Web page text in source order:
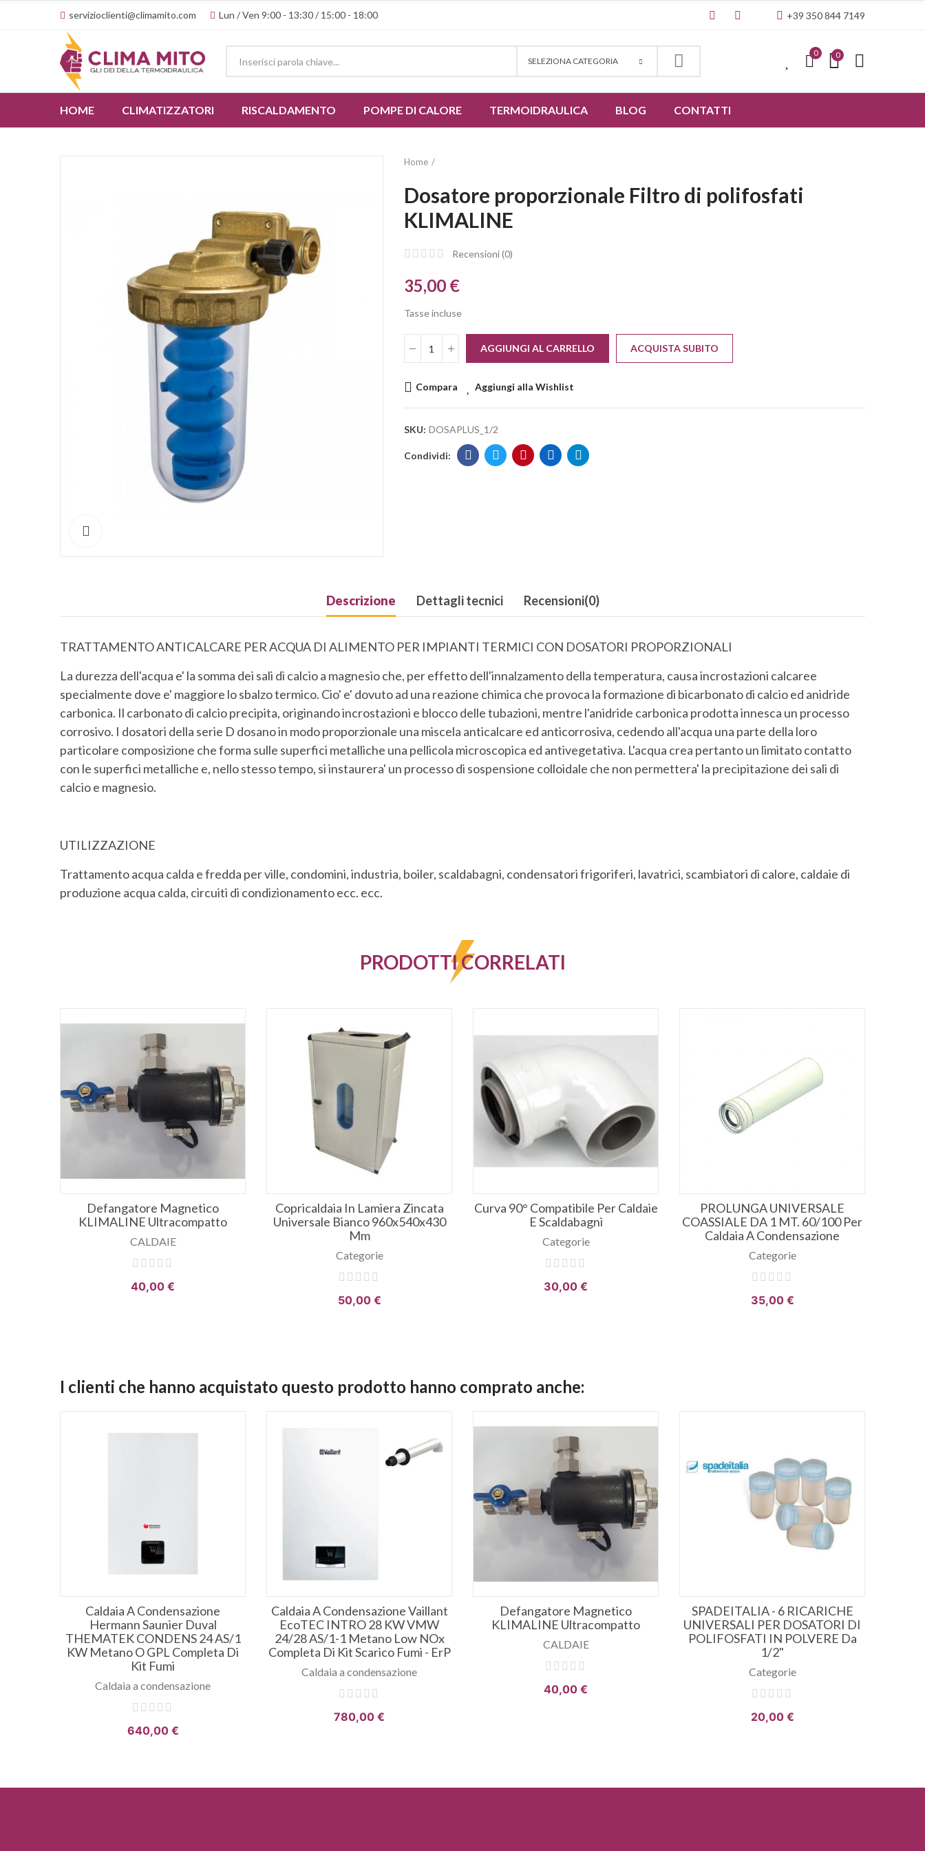
servizioclienti@climamito.com Lun / Ven 9:00 - 13:30 / 15:00 - 18:00 +39 350 844 7149
SELEZIONA CATEGORIA
0 0
HOME CLIMATIZZATORI RISCALDAMENTO POMPE DI CALORE TERMOIDRAULICA BLOG CONTATTI
Home
Dosatore proporzionale Filtro di polifosfati
KLIMALINE
Recensioni (0)
35,00 €
Tasse incluse
AGGIUNGI AL CARRELLO ACQUISTA SUBITO
Compara Aggiungi alla Wishlist
SKU: DOSAPLUS_1/2
Descrizione Dettagli tecnici Recensioni(0)
TRATTAMENTO ANTICALCARE PER ACQUA DI ALIMENTO PER IMPIANTI TERMICI CON DOSATORI PROPORZIONALI
La durezza dell'acqua e' la somma dei sali di calcio a magnesio che, per effetto dell'innalzamento della temperatura, causa incrostazioni calcaree
specialmente dove e' maggiore lo sbalzo termico. Cio' e' dovuto ad una reazione chimica che provoca la formazione di bicarbonato di calcio ed anidride
carbonica. Il carbonato di calcio precipita, originando incrostazioni e blocco delle tubazioni, mentre l'anidride carbonica prodotta innesca un processo
corrosivo. I dosatori della serie D dosano in modo proporzionale una miscela anticalcare ed anticorrosiva, cedendo all'acqua una parte della loro
particolare composizione che forma sulle superfici metalliche una pellicola microscopica ed antivegetativa. L'acqua crea pertanto un limitato contatto
con le superfici metalliche e, nello stesso tempo, si instaurera' un processo di sospensione colloidale che non permettera' la precipitazione dei sali di
calcio e magnesio.
UTILIZZAZIONE
Trattamento acqua calda e fredda per ville, condomini, industria, boiler, scaldabagni, condensatori frigoriferi, lavatrici, scambiatori di calore, caldaie di
produzione acqua calda, circuiti di condizionamento ecc. ecc.
PRODOTTI CORRELATI
Defangatore Magnetico
KLIMALINE Ultracompatto
CALDAIE
40,00 €
Copricaldaia In Lamiera Zincata
Universale Bianco 960x540x430
Mm
Categorie
50,00 €
Curva 90° Compatibile Per Caldaie
E Scaldabagni
Categorie
30,00 €
PROLUNGA UNIVERSALE
COASSIALE DA 1 MT. 60/100 Per
Caldaia A Condensazione
Categorie
35,00 €
I clienti che hanno acquistato questo prodotto hanno comprato anche:
Caldaia A Condensazione
Hermann Saunier Duval
THEMATEK CONDENS 24 AS/1
KW Metano O GPL Completa Di
Kit Fumi
Caldaia a condensazione
640,00 €
Caldaia A Condensazione Vaillant
EcoTEC INTRO 28 KW VMW
24/28 AS/1-1 Metano Low NOx
Completa Di Kit Scarico Fumi - ErP
Caldaia a condensazione
780,00 €
Defangatore Magnetico
KLIMALINE Ultracompatto
CALDAIE
40,00 €
SPADEITALIA - 6 RICARICHE
UNIVERSALI PER DOSATORI DI
POLIFOSFATI IN POLVERE Da
1/2"
Categorie
20,00 €